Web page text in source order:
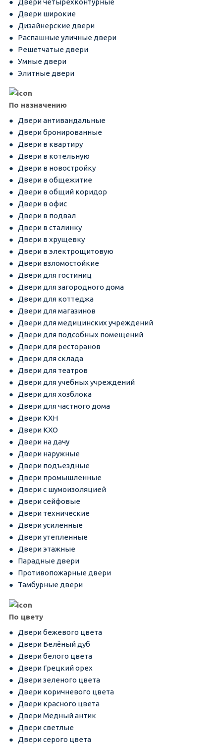
Двери четырехконтурные
Двери широкие
Дизайнерские двери
Распашные уличные двери
Решетчатые двери
Умные двери
Элитные двери
По назначению
Двери антивандальные
Двери бронированные
Двери в квартиру
Двери в котельную
Двери в новостройку
Двери в общежитие
Двери в общий коридор
Двери в офис
Двери в подвал
Двери в сталинку
Двери в хрущевку
Двери в электрощитовую
Двери взломостойкие
Двери для гостиниц
Двери для загородного дома
Двери для коттеджа
Двери для магазинов
Двери для медицинских учреждений
Двери для подсобных помещений
Двери для ресторанов
Двери для склада
Двери для театров
Двери для учебных учреждений
Двери для хозблока
Двери для частного дома
Двери КХН
Двери КХО
Двери на дачу
Двери наружные
Двери подъездные
Двери промышленные
Двери с шумоизоляцией
Двери сейфовые
Двери технические
Двери усиленные
Двери утепленные
Двери этажные
Парадные двери
Противопожарные двери
Тамбурные двери
По цвету
Двери бежевого цвета
Двери Белёный дуб
Двери белого цвета
Двери Грецкий орех
Двери зеленого цвета
Двери коричневого цвета
Двери красного цвета
Двери Медный антик
Двери светлые
Двери серого цвета